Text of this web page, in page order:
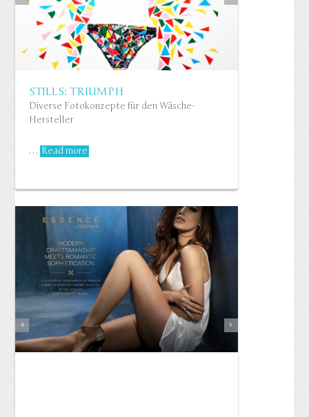
STILLS: TRIUMPH
Diverse Fotokonzepte für den Wäsche-
Hersteller
… Read more
ESSENCE
MAKE-UP FÜR DEN BODY
360° Konzept für Triumph (Asien)…